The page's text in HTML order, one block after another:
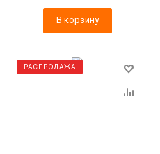
В корзину
РАСПРОДАЖА